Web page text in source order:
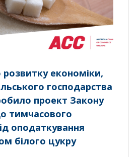
розвитку економіки,
господарства
проект Закону
тимчасового
оподаткування
білого цукру